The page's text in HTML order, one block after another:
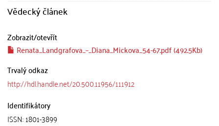
Vědecký článek
Zobrazit/otevřít
Renata_Landgrafova_–_Diana_Mickova_54-67.pdf (492.5Kb)
Trvalý odkaz
http://hdl.handle.net/20.500.11956/111912
Identifikátory
ISSN: 1801-3899